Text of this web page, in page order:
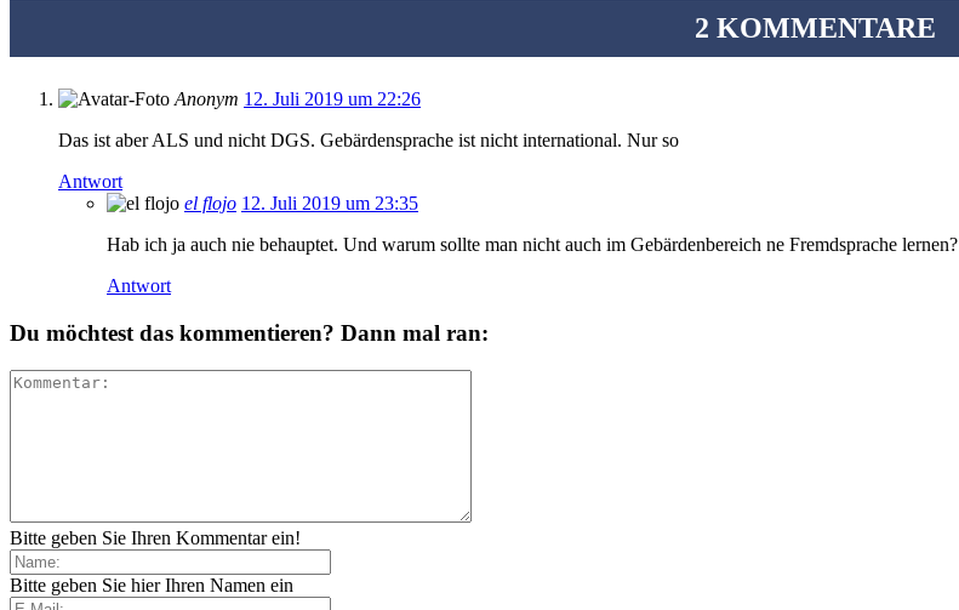
2 KOMMENTARE
Anonym 12. Juli 2019 um 22:26
Das ist aber ALS und nicht DGS. Gebärdensprache ist nicht international. Nur so
Antwort
el flojo 12. Juli 2019 um 23:35
Hab ich ja auch nie behauptet. Und warum sollte man nicht auch im Gebärdenbereich ne Fremdsprache lernen?
Antwort
Du möchtest das kommentieren? Dann mal ran:
Bitte geben Sie Ihren Kommentar ein!
Bitte geben Sie hier Ihren Namen ein